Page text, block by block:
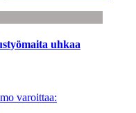
uhkaa
varoittaa: